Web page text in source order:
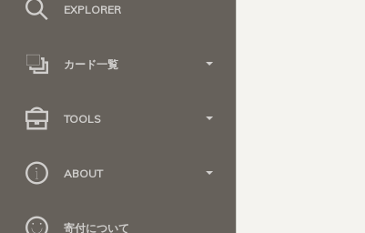
EXPLORER
カード一覧
TOOLS
ABOUT
寄付について